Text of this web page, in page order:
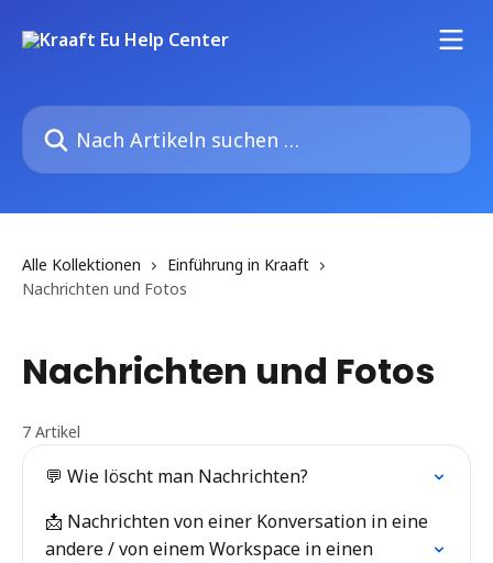
Nach Artikeln suchen …
Alle Kollektionen
Einführung in Kraaft
Nachrichten und Fotos
Nachrichten und Fotos
7 Artikel
💬 Wie löscht man Nachrichten?
📩 Nachrichten von einer Konversation in eine
andere / von einem Workspace in einen